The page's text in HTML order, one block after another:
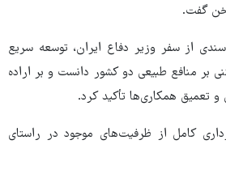
گفت.
از سفر وزیر دفاع ایران، توسعه سریع
بر منافع طبیعی دو کشور دانست و بر اراده
تعمیق همکاری‌ها تأکید کرد.
کامل از ظرفیت‌های موجود در راستای